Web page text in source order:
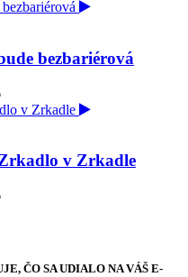
bezbariérová
v Zrkadle
ČO SA UDIALO NA VÁŠ E-